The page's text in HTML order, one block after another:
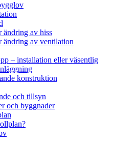
ändring av hiss
ändring av ventilation
– installation eller väsentlig
konstruktion
och tillsyn
och byggnader